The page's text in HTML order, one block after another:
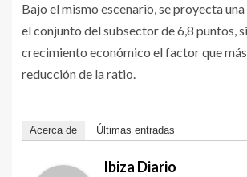
Bajo el mismo escenario, se proyecta
el conjunto del subsector de 6,8 puntos,
crecimiento económico el factor que
reducción de la ratio.
Acerca de Últimas entradas
Ibiza Diario